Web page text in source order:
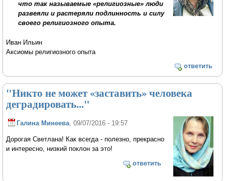
что так называемые «религиозные» люди
развеяли и растеряли подлинность и силу
своего религиозного опыта.
Иван Ильин
Аксиомы религиозного опыта
ответить
"Никто не может «заставить» человека
деградировать..."
Галина Минеева , 09/07/2016 - 19:57
Дорогая Светлана! Как всегда - полезно, прекрасно
и интересно, низкий поклон за это!
ответить